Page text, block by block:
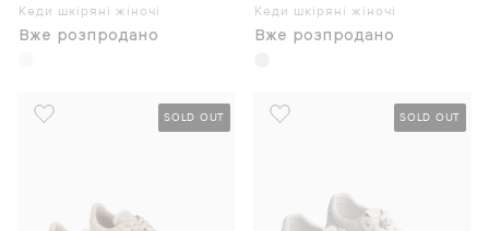
Кеди шкіряні жіночі
Вже розпродано
Кеди шкіряні жіночі
Вже розпродано
SOLD OUT SOLD OUT